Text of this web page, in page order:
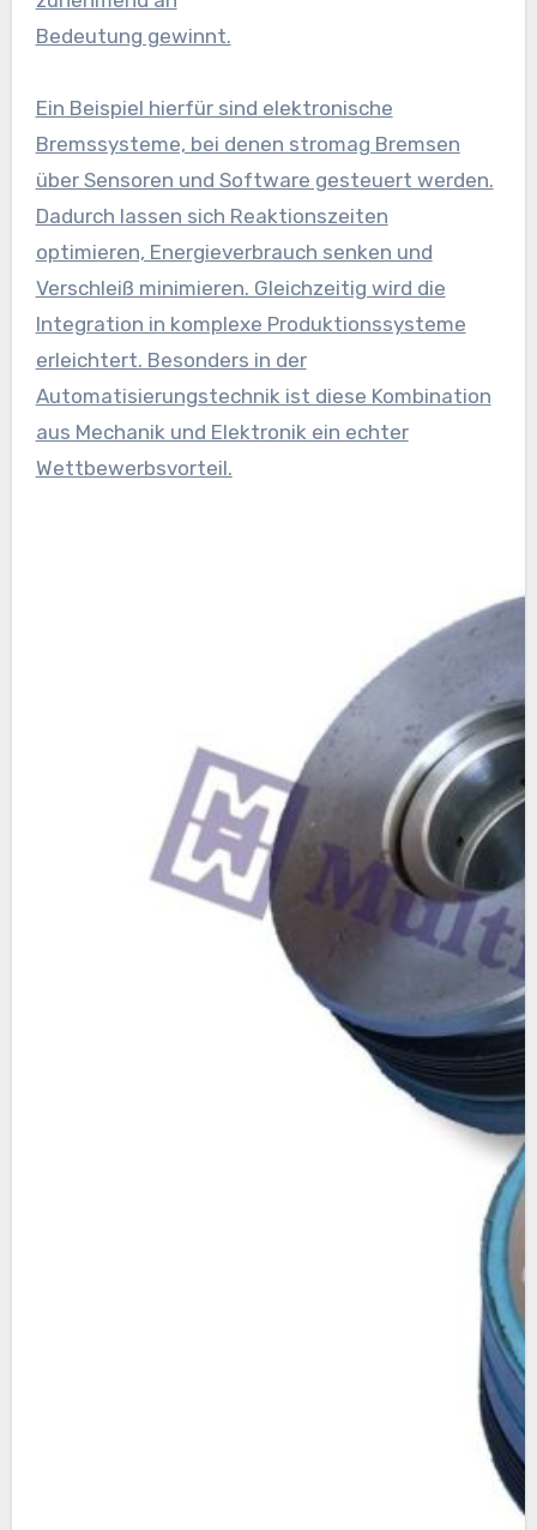
Bedeutung gewinnt.
Ein Beispiel hierfür sind elektronische
Bremssysteme, bei denen stromag Bremsen
über Sensoren und Software gesteuert werden.
Dadurch lassen sich Reaktionszeiten
optimieren, Energieverbrauch senken und
Verschleiß minimieren. Gleichzeitig wird die
Integration in komplexe Produktionssysteme
erleichtert. Besonders in der
Automatisierungstechnik ist diese Kombination
aus Mechanik und Elektronik ein echter
Wettbewerbsvorteil.